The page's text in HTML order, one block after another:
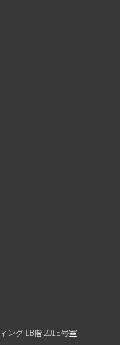
ング LB階 201E号室